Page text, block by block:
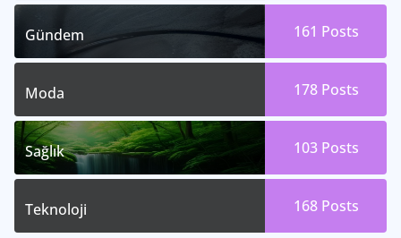
Gündem 161 Posts
Moda 178 Posts
Sağlık 103 Posts
Teknoloji 168 Posts